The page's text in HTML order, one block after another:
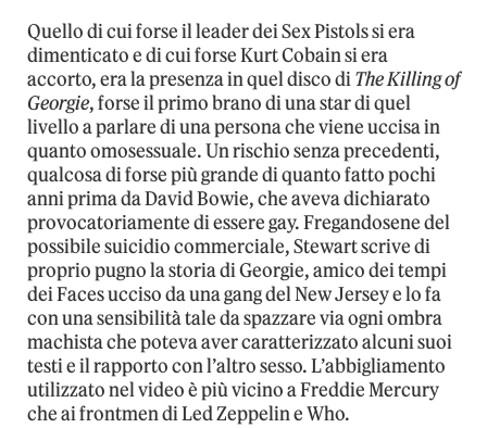
Quello di cui forse il leader dei Sex Pistols si era
dimenticato e di cui forse Kurt Cobain si era
accorto, era la presenza in quel disco diThe Killing of
Georgie, forse il primo brano di una star di quel
livello a parlare di una persona che viene uccisa in
quanto omosessuale. Un rischio senza precedenti,
qualcosa di forse più grande di quanto fatto pochi
anni prima da David Bowie, che aveva dichiarato
provocatoriamente di essere gay. Fregandosene del
possibile suicidio commerciale, Stewart scrive di
proprio pugno la storia di Georgie, amico dei tempi
dei Faces ucciso da una gang del New Jersey e lo fa
con una sensibilità tale da spazzare via ogni ombra
machista che poteva aver caratterizzato alcuni suoi
testi e il rapporto con l’altro sesso. L’abbigliamento
utilizzato nel video è più vicino a Freddie Mercury
che ai frontmen di Led Zeppelin e Who.